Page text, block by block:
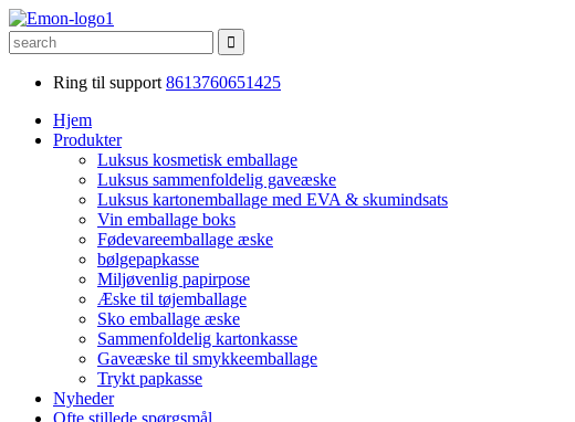
Ring til support 8613760651425
Hjem
Produkter
Luksus kosmetisk emballage
Luksus sammenfoldelig gaveæske
Luksus kartonemballage med EVA & skumindsats
Vin emballage boks
Fødevareemballage æske
bølgepapkasse
Miljøvenlig papirpose
Æske til tøjemballage
Sko emballage æske
Sammenfoldelig kartonkasse
Gaveæske til smykkeemballage
Trykt papkasse
Nyheder
Ofte stillede spørgsmål